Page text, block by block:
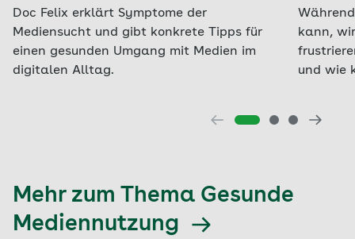
Doc Felix erklärt Symptome der
Mediensucht und gibt konkrete Tipps für
einen gesunden Umgang mit Medien im
digitalen Alltag.
kann,
und wie
Mehr zum Thema Gesunde
Mediennutzung